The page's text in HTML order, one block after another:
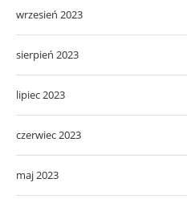
wrzesień 2023
sierpień 2023
lipiec 2023
czerwiec 2023
maj 2023